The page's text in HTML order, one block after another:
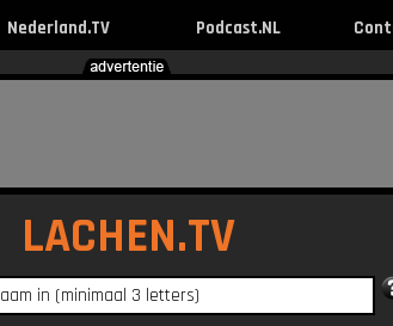
Nederland.TV Podcast.NL
LACHEN.TV